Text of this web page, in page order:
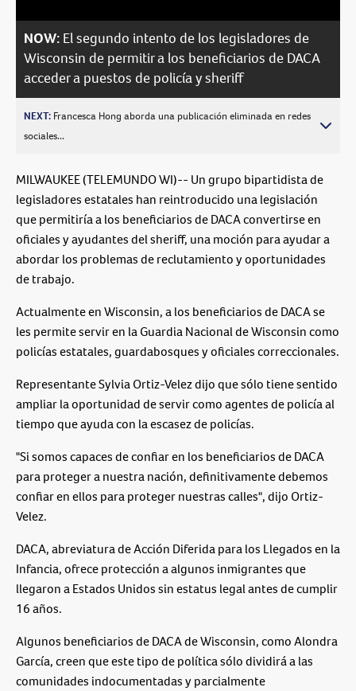
NOW: El segundo intento de los legisladores de
Wisconsin de permitir a los beneficiarios de DACA
acceder a puestos de policía y sheriff
NEXT: Francesca Hong aborda una publicación eliminada en redes
sociales...
MILWAUKEE (TELEMUNDO WI)-- Un grupo bipartidista de
legisladores estatales han reintroducido una legislación
que permitiría a los beneficiarios de DACA convertirse en
oficiales y ayudantes del sheriff, una moción para ayudar a
abordar los problemas de reclutamiento y oportunidades
de trabajo.
Actualmente en Wisconsin, a los beneficiarios de DACA se
les permite servir en la Guardia Nacional de Wisconsin como
policías estatales, guardabosques y oficiales correccionales.
Representante Sylvia Ortiz-Velez dijo que sólo tiene sentido
ampliar la oportunidad de servir como agentes de policía al
tiempo que ayuda con la escasez de policías.
"Si somos capaces de confiar en los beneficiarios de DACA
para proteger a nuestra nación, definitivamente debemos
confiar en ellos para proteger nuestras calles", dijo Ortiz-
Velez.
DACA, abreviatura de Acción Diferida para los Llegados en la
Infancia, ofrece protección a algunos inmigrantes que
llegaron a Estados Unidos sin estatus legal antes de cumplir
16 años.
Algunos beneficiarios de DACA de Wisconsin, como Alondra
García, creen que este tipo de política sólo dividirá a las
comunidades indocumentadas y parcialmente